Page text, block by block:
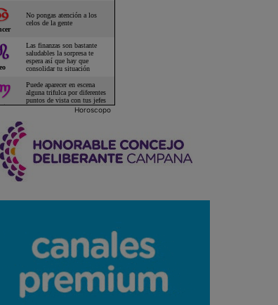
Horoscopo